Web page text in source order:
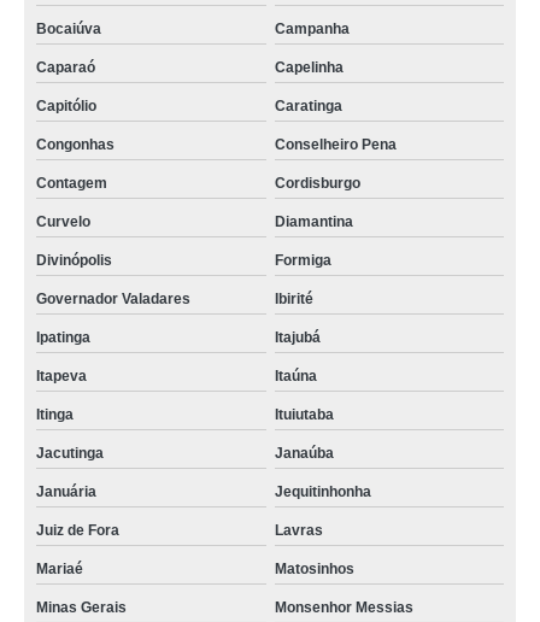
Bocaiúva Campanha
Caparaó Capelinha
Capitólio Caratinga
Congonhas Conselheiro Pena
Contagem Cordisburgo
Curvelo Diamantina
Divinópolis Formiga
Governador Valadares Ibirité
Ipatinga Itajubá
Itapeva Itaúna
Itinga Ituiutaba
Jacutinga Janaúba
Januária Jequitinhonha
Juiz de Fora Lavras
Mariaé Matosinhos
Minas Gerais Monsenhor Messias